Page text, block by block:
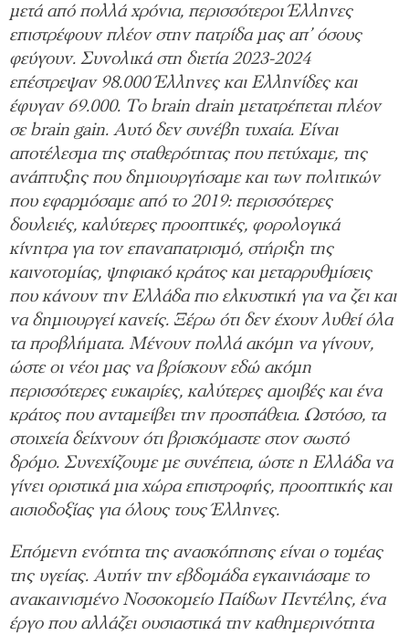
μετά από πολλά χρόνια, περισσότεροι Έλληνες
επιστρέφουν πλέον στην πατρίδα μας απ’ όσους
φεύγουν. Συνολικά στη διετία 2023-2024
επέστρεψαν 98.000 Έλληνες και Ελληνίδες και
έφυγαν 69.000. Το brain drain μετατρέπεται πλέον
σε brain gain. Αυτό δεν συνέβη τυχαία. Είναι
αποτέλεσμα της σταθερότητας που πετύχαμε, της
ανάπτυξης που δημιουργήσαμε και των πολιτικών
που εφαρμόσαμε από το 2019: περισσότερες
δουλειές, καλύτερες προοπτικές, φορολογικά
κίνητρα για τον επαναπατρισμό, στήριξη της
καινοτομίας, ψηφιακό κράτος και μεταρρυθμίσεις
που κάνουν την Ελλάδα πιο ελκυστική για να ζει και
να δημιουργεί κανείς. Ξέρω ότι δεν έχουν λυθεί όλα
τα προβλήματα. Μένουν πολλά ακόμη να γίνουν,
ώστε οι νέοι μας να βρίσκουν εδώ ακόμη
περισσότερες ευκαιρίες, καλύτερες αμοιβές και ένα
κράτος που ανταμείβει την προσπάθεια. Ωστόσο, τα
στοιχεία δείχνουν ότι βρισκόμαστε στον σωστό
δρόμο. Συνεχίζουμε με συνέπεια, ώστε η Ελλάδα να
γίνει οριστικά μια χώρα επιστροφής, προοπτικής και
αισιοδοξίας για όλους τους Έλληνες.
Επόμενη ενότητα της ανασκόπησης είναι ο τομέας
της υγείας. Αυτήν την εβδομάδα εγκαινιάσαμε το
ανακαινισμένο Νοσοκομείο Παίδων Πεντέλης, ένα
έργο που αλλάζει ουσιαστικά την καθημερινότητα